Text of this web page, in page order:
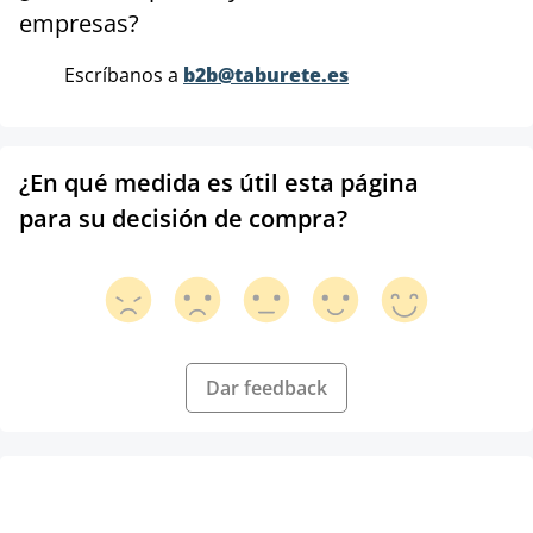
empresas?
Escríbanos a b2b@taburete.es
¿En qué medida es útil esta página
para su decisión de compra?
Dar feedback